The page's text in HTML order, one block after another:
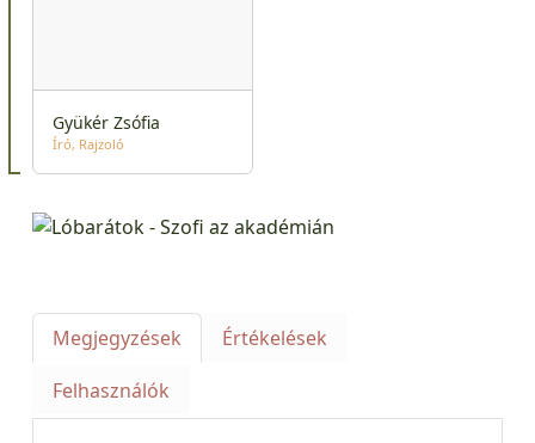
Gyükér Zsófia
Író Rajzoló
Megjegyzések
Értékelések
Felhasználók